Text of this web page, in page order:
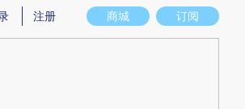
存在偏差。不代表财新观点和立场。推荐点击链接
商城 订阅
注册